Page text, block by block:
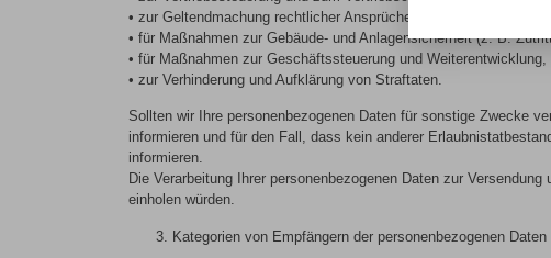
• zur Geltendmachung rechtlicher Ansprüche und Verteidigung bei
• für Maßnahmen zur Gebäude- und Anlagensicherheit (z. B.
• für Maßnahmen zur Geschäftssteuerung und Weiterentwicklung,
• zur Verhinderung und Aufklärung von Straftaten.
Sollten wir Ihre personenbezogenen Daten für sonstige Zwecke
informieren und für den Fall, dass kein anderer
informieren.
Die Verarbeitung Ihrer personenbezogenen Daten zur
einholen würden.
Kategorien von Empfängern der personenbezogenen